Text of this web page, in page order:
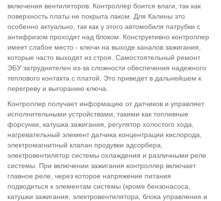
включения вентиляторов. Контроллер боится влаги, так как
поверхность платы не покрыта лаком. Для Калины это
особенно актуально, так как у этого автомобиля патрубки с
антифризом проходят над блоком. Конструктивно контроллер
имеет слабое место - ключи на выходе каналов зажигания,
которые часто выходят из строя. Самостоятельный ремонт
ЭБУ затруднителен из-за сложности обеспечения надежного
теплового контакта с платой. Это приведет в дальнейшем к
перегреву и выгоранию ключа.
Контроллер получает информацию от датчиков и управляет
исполнительными устройствами, такими как топливные
форсунки, катушка зажигания, регулятор холостого хода,
нагревательный элемент датчика концентрации кислорода,
электромагнитный клапан продувки адсорбера,
электровентилятор системы охлаждения и различными реле
системы. При включении зажигания контроллер включает
главное реле, через которое напряжение питания
подводиться к элементам системы (кроме бензонасоса,
катушки зажигания, электровентилятора, блока управления и